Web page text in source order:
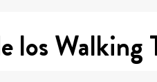
los Walking